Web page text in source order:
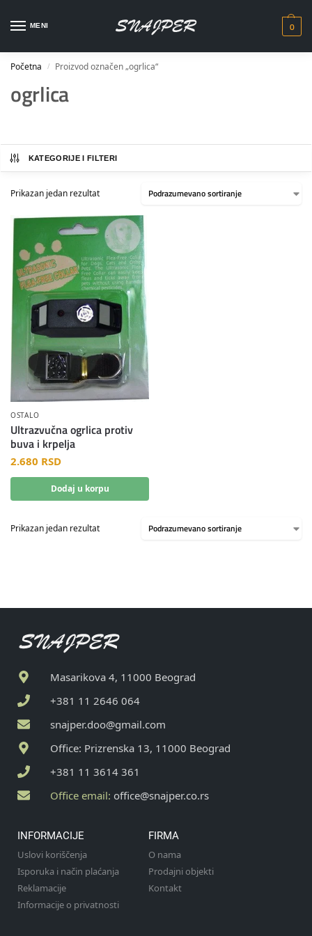
MENI 0
Početna / Proizvod označen „ogrlica“
ogrlica
KATEGORIJE I FILTERI
Prikazan jedan rezultat
OSTALO
Ultrazvučna ogrlica protiv
buva i krpelja
2.680 RSD
Dodaj u korpu
Prikazan jedan rezultat
Masarikova 4, 11000 Beograd
+381 11 2646 064
snajper.doo@gmail.com
Office: Prizrenska 13, 11000 Beograd
+381 11 3614 361
Office email: office@snajper.co.rs
INFORMACIJE
Uslovi koriščenja
Isporuka i način plaćanja
Reklamacije
Informacije o privatnosti
FIRMA
O nama
Prodajni objekti
Kontakt